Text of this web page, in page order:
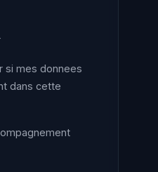
si mes donnees
dans cette